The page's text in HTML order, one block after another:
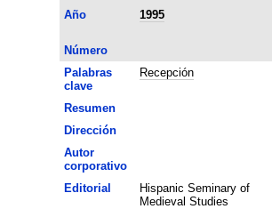
Año
1995
Número
Palabras
clave
Recepción
Resumen
Dirección
Autor
corporativo
Editorial
Hispanic Seminary of
Medieval Studies